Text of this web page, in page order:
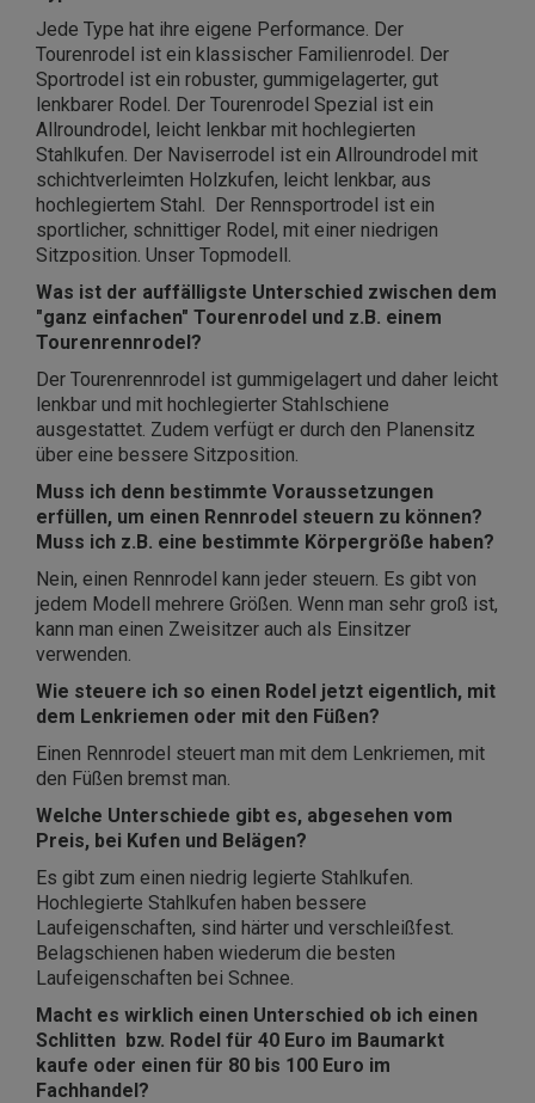
Jede Type hat ihre eigene Performance. Der
Tourenrodel ist ein klassischer Familienrodel. Der
Sportrodel ist ein robuster, gummigelagerter, gut
lenkbarer Rodel. Der Tourenrodel Spezial ist ein
Allroundrodel, leicht lenkbar mit hochlegierten
Stahlkufen. Der Naviserrodel ist ein Allroundrodel mit
schichtverleimten Holzkufen, leicht lenkbar, aus
hochlegiertem Stahl. Der Rennsportrodel ist ein
sportlicher, schnittiger Rodel, mit einer niedrigen
Sitzposition. Unser Topmodell.
Was ist der auffälligste Unterschied zwischen dem
"ganz einfachen" Tourenrodel und z.B. einem
Tourenrennrodel?
Der Tourenrennrodel ist gummigelagert und daher leicht
lenkbar und mit hochlegierter Stahlschiene
ausgestattet. Zudem verfügt er durch den Planensitz
über eine bessere Sitzposition.
Muss ich denn bestimmte Voraussetzungen
erfüllen, um einen Rennrodel steuern zu können?
Muss ich z.B. eine bestimmte Körpergröße haben?
Nein, einen Rennrodel kann jeder steuern. Es gibt von
jedem Modell mehrere Größen. Wenn man sehr groß ist,
kann man einen Zweisitzer auch als Einsitzer
verwenden.
Wie steuere ich so einen Rodel jetzt eigentlich, mit
dem Lenkriemen oder mit den Füßen?
Einen Rennrodel steuert man mit dem Lenkriemen, mit
den Füßen bremst man.
Welche Unterschiede gibt es, abgesehen vom
Preis, bei Kufen und Belägen?
Es gibt zum einen niedrig legierte Stahlkufen.
Hochlegierte Stahlkufen haben bessere
Laufeigenschaften, sind härter und verschleißfest.
Belagschienen haben wiederum die besten
Laufeigenschaften bei Schnee.
Macht es wirklich einen Unterschied ob ich einen
Schlitten bzw. Rodel für 40 Euro im Baumarkt
kaufe oder einen für 80 bis 100 Euro im
Fachhandel?